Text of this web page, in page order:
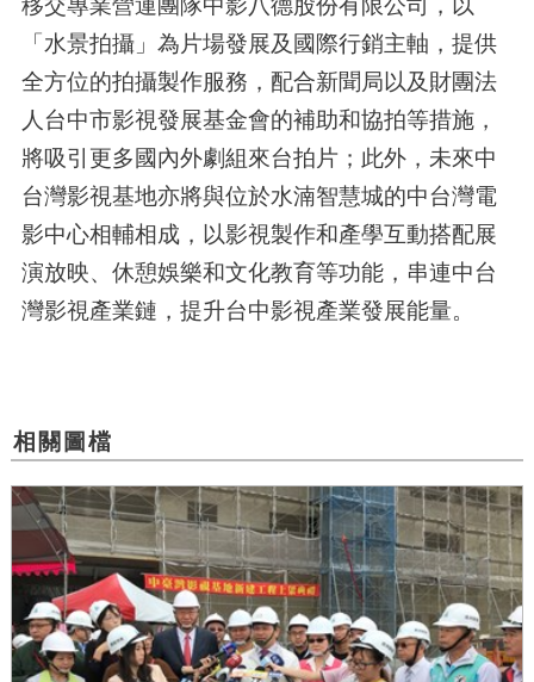
「水景拍攝」為片場發展及國際行銷主軸，提供
全方位的拍攝製作服務，配合新聞局以及財團法
人台中市影視發展基金會的補助和協拍等措施，
將吸引更多國內外劇組來台拍片；此外，未來中
台灣影視基地亦將與位於水湳智慧城的中台灣電
影中心相輔相成，以影視製作和產學互動搭配展
演放映、休憩娛樂和文化教育等功能，串連中台
灣影視產業鏈，提升台中影視產業發展能量。
相關圖檔